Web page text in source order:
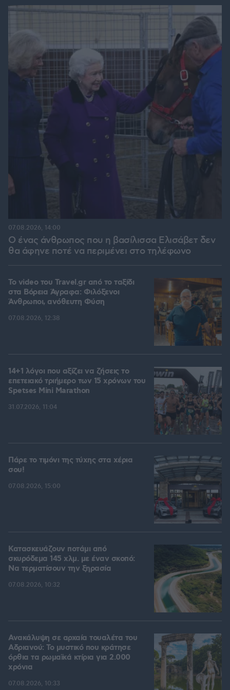
Ο ένας άνθρωπος που η βασίλισσα Ελισάβετ δεν
θα άφηνε ποτέ να περιμένει στο τηλέφωνο
07.08.2026, 14:00
To video του Travel.gr από το ταξίδι
στα Βόρεια Άγραφα: Φιλόξενοι
Άνθρωποι, ανόθευτη Φύση
07.08.2026, 12:38
14+1 λόγοι που αξίζει να ζήσεις το
επετειακό τριήμερο των 15 χρόνων του
Spetses Mini Marathon
31.07.2026, 11:04
Πάρε το τιμόνι της τύχης στα χέρια
σου!
07.08.2026, 15:00
Κατασκευάζουν ποτάμι από
σκυρόδεμα 145 χλμ. με έναν σκοπό:
Να τερματίσουν την ξηρασία
07.08.2026, 10:32
Ανακάλυψη σε αρχαία τουαλέτα του
Αδριανού: Το μυστικό που κράτησε
όρθια τα ρωμαϊκά κτίρια για 2.000
χρόνια
07.08.2026, 10:33